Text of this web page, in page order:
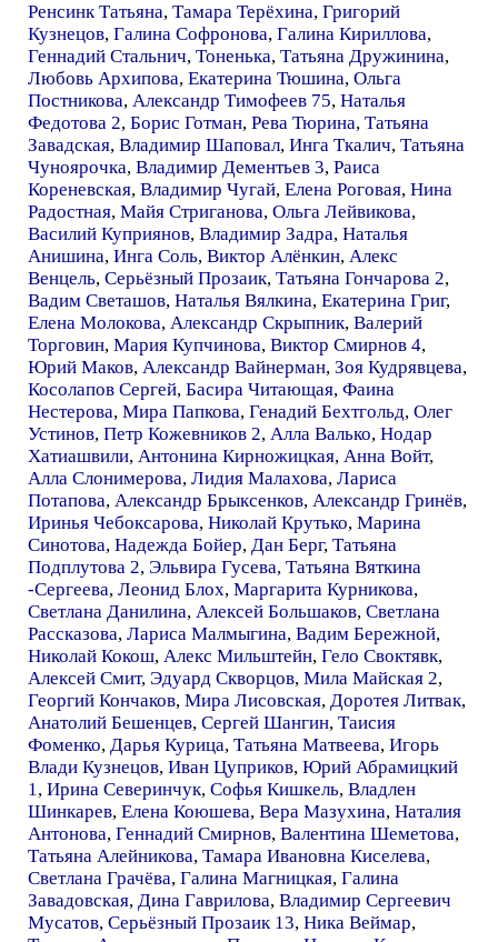
Ренсинк Татьяна, Тамара Терёхина, Григорий
Кузнецов, Галина Софронова, Галина Кириллова,
Геннадий Стальнич, Тоненька, Татьяна Дружинина,
Любовь Архипова, Екатерина Тюшина, Ольга
Постникова, Александр Тимофеев 75, Наталья
Федотова 2, Борис Готман, Рева Тюрина, Татьяна
Завадская, Владимир Шаповал, Инга Ткалич, Татьяна
Чуноярочка, Владимир Дементьев 3, Раиса
Кореневская, Владимир Чугай, Елена Роговая, Нина
Радостная, Майя Стриганова, Ольга Лейвикова,
Василий Куприянов, Владимир Задра, Наталья
Анишина, Инга Соль, Виктор Алёнкин, Алекс
Венцель, Серьёзный Прозаик, Татьяна Гончарова 2,
Вадим Светашов, Наталья Вялкина, Екатерина Григ,
Елена Молокова, Александр Скрыпник, Валерий
Торговин, Мария Купчинова, Виктор Смирнов 4,
Юрий Маков, Александр Вайнерман, Зоя Кудрявцева,
Косолапов Сергей, Басира Читающая, Фаина
Нестерова, Мира Папкова, Генадий Бехтгольд, Олег
Устинов, Петр Кожевников 2, Алла Валько, Нодар
Хатиашвили, Антонина Кирножицкая, Анна Войт,
Алла Слонимерова, Лидия Малахова, Лариса
Потапова, Александр Брыксенков, Александр Гринёв,
Иринья Чебоксарова, Николай Крутько, Марина
Синотова, Надежда Бойер, Дан Берг, Татьяна
Подплутова 2, Эльвира Гусева, Татьяна Вяткина
-Сергеева, Леонид Блох, Маргарита Курникова,
Светлана Данилина, Алексей Большаков, Светлана
Рассказова, Лариса Малмыгина, Вадим Бережной,
Николай Кокош, Алекс Мильштейн, Гело Своктявк,
Алексей Смит, Эдуард Скворцов, Мила Майская 2,
Георгий Кончаков, Мира Лисовская, Доротея Литвак,
Анатолий Бешенцев, Сергей Шангин, Таисия
Фоменко, Дарья Курица, Татьяна Матвеева, Игорь
Влади Кузнецов, Иван Цуприков, Юрий Абрамицкий
1, Ирина Северинчук, Софья Кишкель, Владлен
Шинкарев, Елена Коюшева, Вера Мазухина, Наталия
Антонова, Геннадий Смирнов, Валентина Шеметова,
Татьяна Алейникова, Тамара Ивановна Киселева,
Светлана Грачёва, Галина Магницкая, Галина
Завадовская, Дина Гаврилова, Владимир Сергеевич
Мусатов, Серьёзный Прозаик 13, Ника Веймар,